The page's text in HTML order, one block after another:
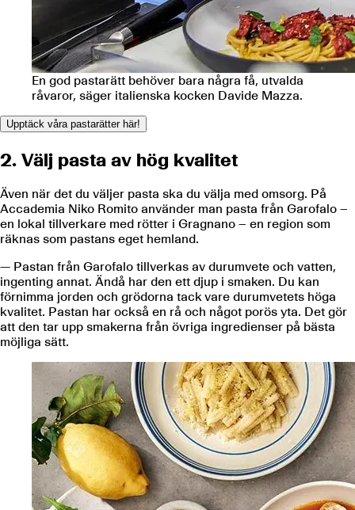
En god pastarätt behöver bara några få, utvalda
råvaror, säger italienska kocken Davide Mazza.
Upptäck våra pastarätter här!
2. Välj pasta av hög kvalitet
Även när det du väljer pasta ska du välja med omsorg. På
Accademia Niko Romito använder man pasta från Garofalo –
en lokal tillverkare med rötter i Gragnano – en region som
räknas som pastans eget hemland.
— Pastan från Garofalo tillverkas av durumvete och vatten,
ingenting annat. Ändå har den ett djup i smaken. Du kan
förnimma jorden och grödorna tack vare durumvetets höga
kvalitet. Pastan har också en rå och något porös yta. Det gör
att den tar upp smakerna från övriga ingredienser på bästa
möjliga sätt.